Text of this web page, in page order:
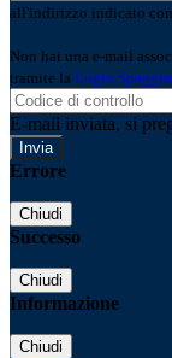
all'indirizzo indicato
Non hai una e-mail
tramite la Login
E-mail inviata, si
Errore
Chiudi
Successo
Chiudi
Informazione
Chiudi